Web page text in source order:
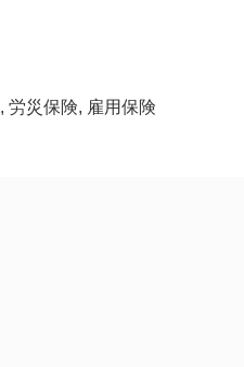
労災保険, 雇用保険